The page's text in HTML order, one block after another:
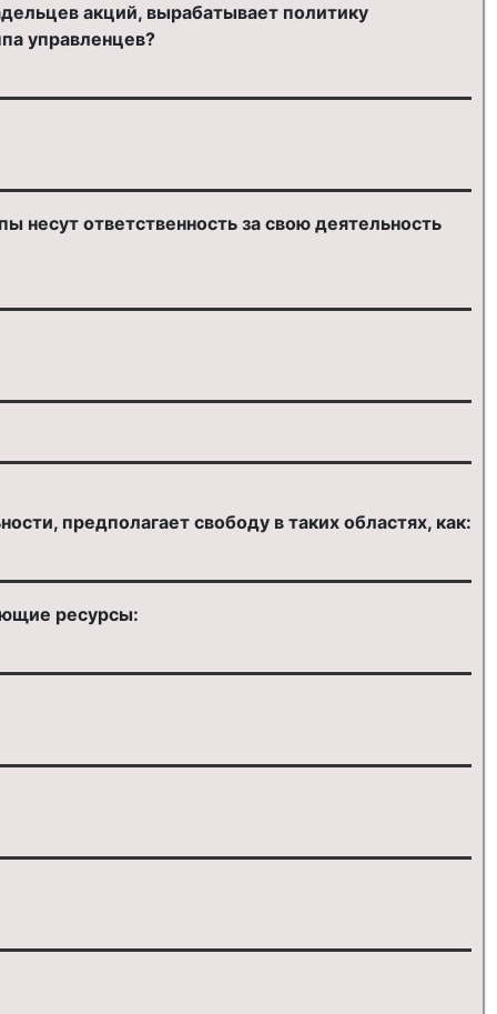
акций, вырабатывает политику
управленцев?
несут ответственность за свою деятельность
предполагает свободу в таких областях, как:
ресурсы: